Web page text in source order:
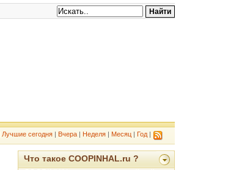
Лучшие сегодня| Вчера| Неделя| Месяц| Год|
Что такое COOPINHAL.ru ?